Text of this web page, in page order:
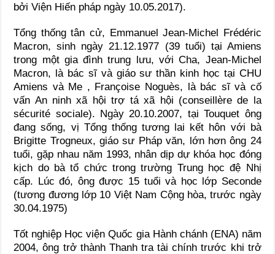
bởi Viện Hiến pháp ngày 10.05.2017).
Tổng thống tân cử, Emmanuel Jean-Michel Frédéric
Macron, sinh ngày 21.12.1977 (39 tuổi) tại Amiens
trong một gia đình trung lưu, với Cha, Jean-Michel
Macron, là bác sĩ và giáo sư thần kinh học tại CHU
Amiens và Me , Françoise Noguès, là bác sĩ và cố
vấn An ninh xã hội trợ tá xã hội (conseillère de la
sécurité sociale). Ngày 20.10.2007, tại Touquet ông
đang sống, vị Tổng thống tương lai kết hôn với bà
Brigitte Trogneux, giáo sư Pháp văn, lớn hơn ông 24
tuổi, gặp nhau năm 1993, nhân dịp dự khóa học đóng
kịch do bà tổ chức trong trường Trung học đệ Nhị
cấp. Lúc đó, ông được 15 tuổi và học lớp Seconde
(tương đương lớp 10 Việt Nam Cộng hòa, trước ngày
30.04.1975)
Tốt nghiệp Học viện Quốc gia Hành chánh (ENA) năm
2004, ông trở thành Thanh tra tài chính trước khi trở